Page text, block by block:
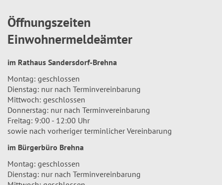
Öffnungszeiten
Einwohnermeldeämter
im Rathaus Sandersdorf-Brehna
Montag: geschlossen
Dienstag: nur nach Terminvereinbarung
Mittwoch: geschlossen
Donnerstag: nur nach Terminvereinbarung
Freitag: 9:00 - 12:00 Uhr
sowie nach vorheriger terminlicher Vereinbarung
im Bürgerbüro Brehna
Montag: geschlossen
Dienstag: nur nach Terminvereinbarung